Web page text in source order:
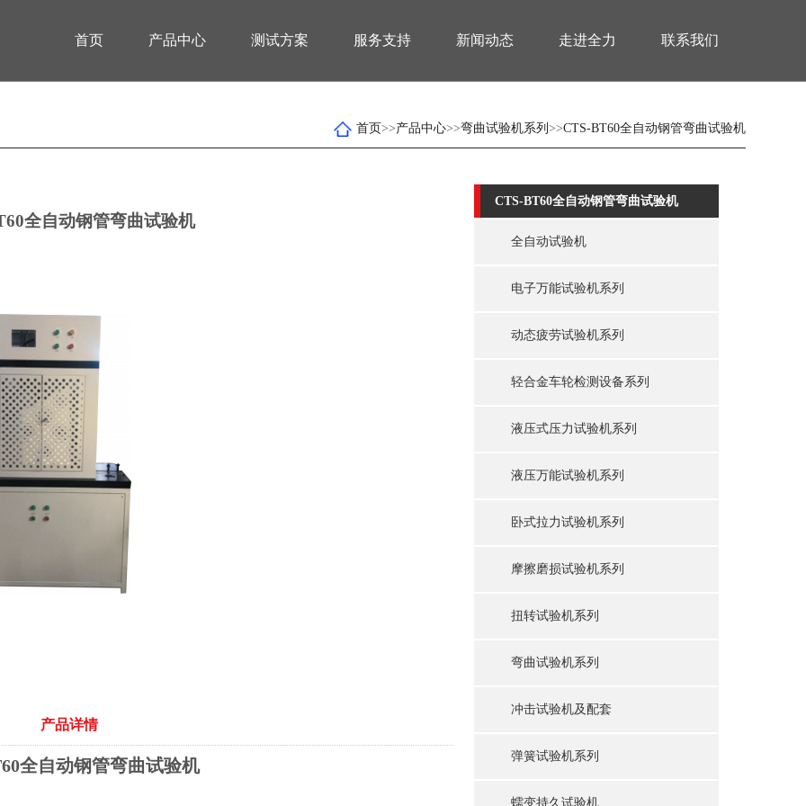
首页 产品中心 测试方案 服务支持 新闻动态 走进全力 联系我们
首页>>产品中心>>弯曲试验机系列 >>CTS-BT60全自动钢管弯曲试验机
全自动钢管弯曲试验机
产品详情
全自动钢管弯曲试验机
CTS-BT60全自动钢管弯曲试验机
全自动试验机
电子万能试验机系列
动态疲劳试验机系列
轻合金车轮检测设备系列
液压式压力试验机系列
液压万能试验机系列
卧式拉力试验机系列
摩擦磨损试验机系列
扭转试验机系列
弯曲试验机系列
冲击试验机及配套
弹簧试验机系列
蠕变持久试验机